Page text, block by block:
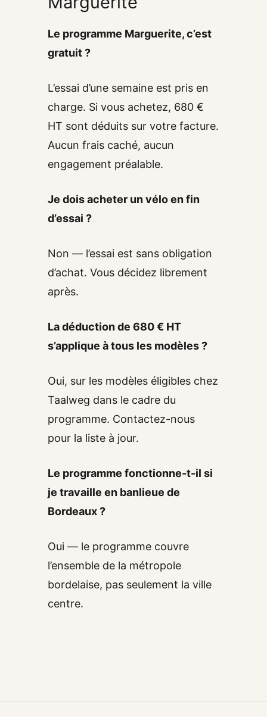
Le programme Marguerite, c’est
gratuit ?
L’essai d’une semaine est pris en
charge. Si vous achetez, 680 €
HT sont déduits sur votre facture.
Aucun frais caché, aucun
engagement préalable.
Je dois acheter un vélo en fin
d’essai ?
Non — l’essai est sans obligation
d’achat. Vous décidez librement
après.
La déduction de 680 € HT
s’applique à tous les modèles ?
Oui, sur les modèles éligibles chez
Taalweg dans le cadre du
programme. Contactez-nous
pour la liste à jour.
Le programme fonctionne-t-il si
je travaille en banlieue de
Bordeaux ?
Oui — le programme couvre
l’ensemble de la métropole
bordelaise, pas seulement la ville
centre.